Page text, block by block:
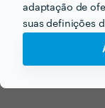
adaptação de
suas definições
Agora que tem
o